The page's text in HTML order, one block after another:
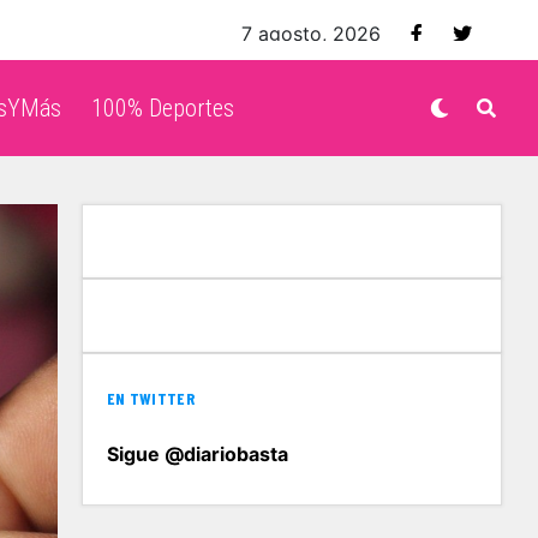
7 agosto, 2026
100% Deportes
EN TWITTER
Sigue @diariobasta